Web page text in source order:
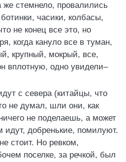
же стемнело, провалились
часики, колбасы,
не конец все это, но
когда кануло все в туман,
крупный, мокрый, все,
вплотную, одно увидели–
с севера (китайцы, что
не думал, шли они, как
не поделаешь, а может
идут, добренькие, помилуют.
стоит. Но ревком,
поселке, за речкой, был